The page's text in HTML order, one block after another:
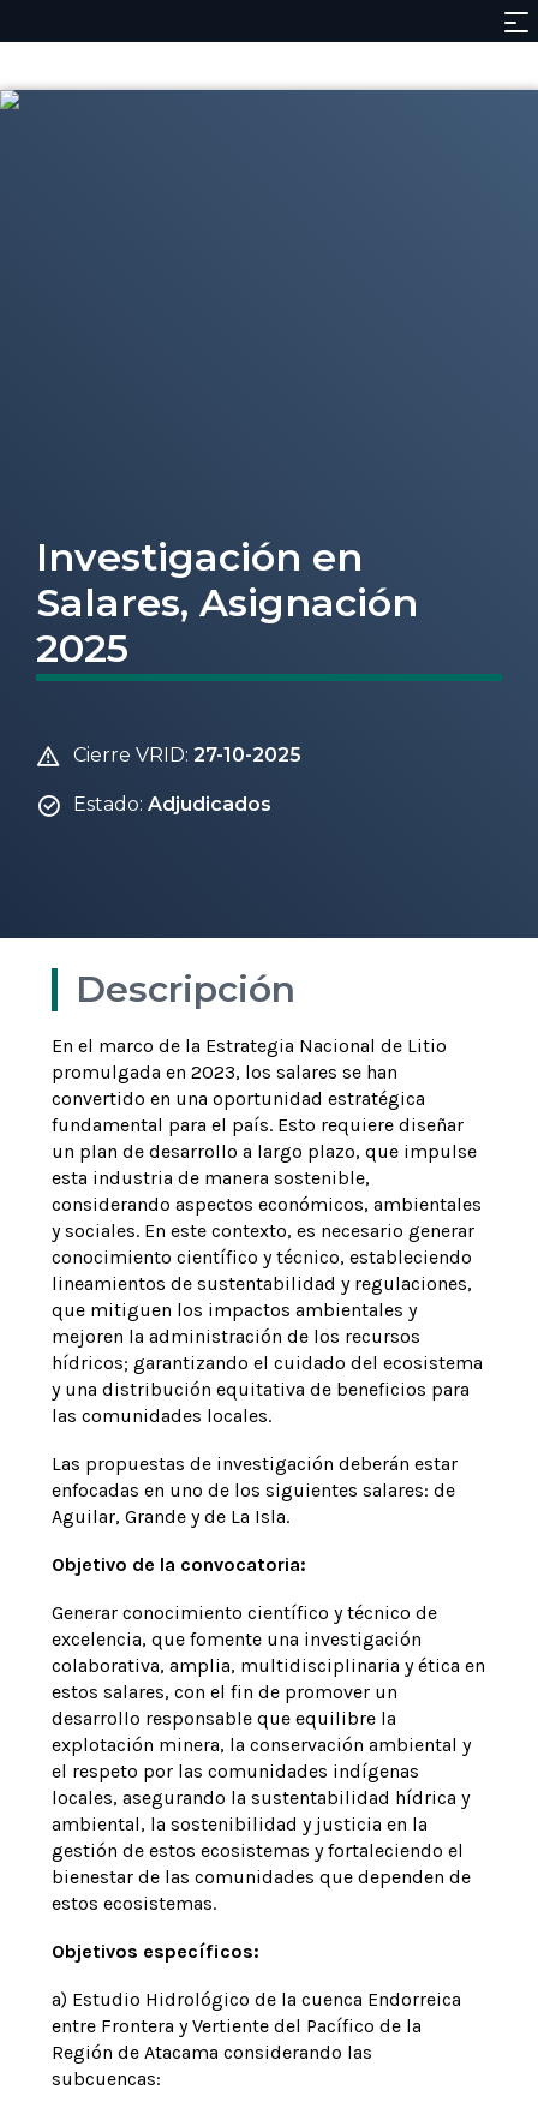
Investigación en
Salares, Asignación
2025
Cierre VRID: 27-10-2025
Estado: Adjudicados
Descripción
En el marco de la Estrategia Nacional de Litio
promulgada en 2023, los salares se han
convertido en una oportunidad estratégica
fundamental para el país. Esto requiere diseñar
un plan de desarrollo a largo plazo, que impulse
esta industria de manera sostenible,
considerando aspectos económicos, ambientales
y sociales. En este contexto, es necesario generar
conocimiento científico y técnico, estableciendo
lineamientos de sustentabilidad y regulaciones,
que mitiguen los impactos ambientales y
mejoren la administración de los recursos
hídricos; garantizando el cuidado del ecosistema
y una distribución equitativa de beneficios para
las comunidades locales.
Las propuestas de investigación deberán estar
enfocadas en uno de los siguientes salares: de
Aguilar, Grande y de La Isla.
Objetivo de la convocatoria:
Generar conocimiento científico y técnico de
excelencia, que fomente una investigación
colaborativa, amplia, multidisciplinaria y ética en
estos salares, con el fin de promover un
desarrollo responsable que equilibre la
explotación minera, la conservación ambiental y
el respeto por las comunidades indígenas
locales, asegurando la sustentabilidad hídrica y
ambiental, la sostenibilidad y justicia en la
gestión de estos ecosistemas y fortaleciendo el
bienestar de las comunidades que dependen de
estos ecosistemas.
Objetivos específicos:
a) Estudio Hidrológico de la cuenca Endorreica
entre Frontera y Vertiente del Pacífico de la
Región de Atacama considerando las
subcuencas: